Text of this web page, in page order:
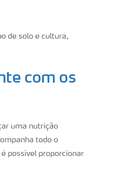
de solo e cultura,
com os
uma nutrição
todo o
possível proporcionar